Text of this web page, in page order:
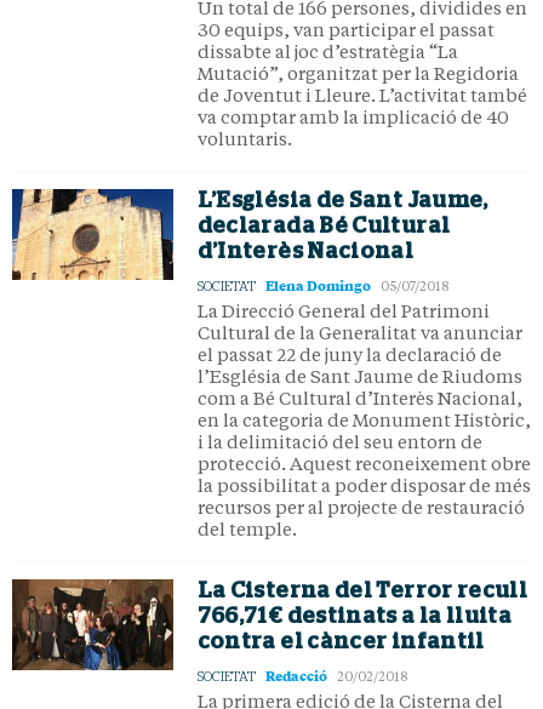
Un total de 166 persones, dividides en
30 equips, van participar el passat
dissabte al joc d’estratègia “La
Mutació”, organitzat per la Regidoria
de Joventut i Lleure. L’activitat també
va comptar amb la implicació de 40
voluntaris.
L’Església de Sant Jaume,
declarada Bé Cultural
d’Interès Nacional
SOCIETAT Elena Domingo 05/07/2018
La Direcció General del Patrimoni
Cultural de la Generalitat va anunciar
el passat 22 de juny la declaració de
l’Església de Sant Jaume de Riudoms
com a Bé Cultural d’Interès Nacional,
en la categoria de Monument Històric,
i la delimitació del seu entorn de
protecció. Aquest reconeixement obre
la possibilitat a poder disposar de més
recursos per al projecte de restauració
del temple.
La Cisterna del Terror recull
766,71€ destinats a la lluita
contra el càncer infantil
SOCIETAT Redacció 20/02/2018
La primera edició de la Cisterna del